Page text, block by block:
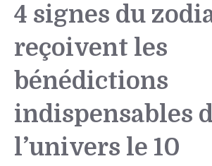
4 signes du
reçoivent les
bénédictions
indispensables
l’univers le 10